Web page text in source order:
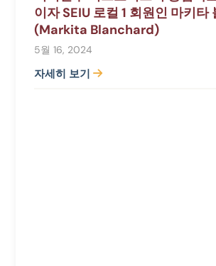
이자 SEIU 로컬 1 회원인 마키타
(Markita Blanchard)
5월 16, 2024
자세히 보기